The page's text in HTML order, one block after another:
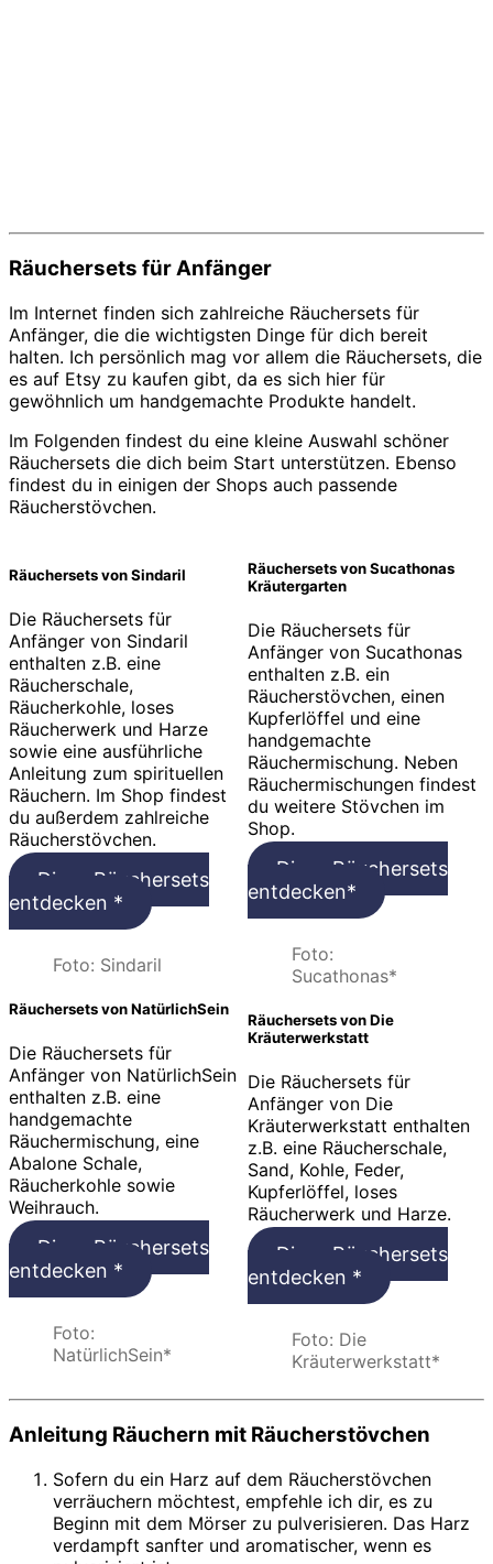
Räuchersets für Anfänger
Im Internet finden sich zahlreiche Räuchersets für
Anfänger, die die wichtigsten Dinge für dich bereit
halten. Ich persönlich mag vor allem die Räuchersets, die
es auf Etsy zu kaufen gibt, da es sich hier für
gewöhnlich um handgemachte Produkte handelt.
Im Folgenden findest du eine kleine Auswahl schöner
Räuchersets die dich beim Start unterstützen. Ebenso
findest du in einigen der Shops auch passende
Räucherstövchen.
Räuchersets von Sindaril
Die Räuchersets für
Anfänger von Sindaril
enthalten z.B. eine
Räucherschale,
Räucherkohle, loses
Räucherwerk und Harze
sowie eine ausführliche
Anleitung zum spirituellen
Räuchern. Im Shop findest
du außerdem zahlreiche
Räucherstövchen.
Diese Räuchersets
entdecken *
Foto: Sindaril
Räuchersets von NatürlichSein
Die Räuchersets für
Anfänger von NatürlichSein
enthalten z.B. eine
handgemachte
Räuchermischung, eine
Abalone Schale,
Räucherkohle sowie
Weihrauch.
Diese Räuchersets
entdecken *
Foto:
NatürlichSein*
Räuchersets von Sucathonas
Kräutergarten
Die Räuchersets für
Anfänger von Sucathonas
enthalten z.B. ein
Räucherstövchen, einen
Kupferlöffel und eine
handgemachte
Räuchermischung. Neben
Räuchermischungen findest
du weitere Stövchen im
Shop.
Diese Räuchersets
entdecken*
Foto:
Sucathonas*
Räuchersets von Die
Kräuterwerkstatt
Die Räuchersets für
Anfänger von Die
Kräuterwerkstatt enthalten
z.B. eine Räucherschale,
Sand, Kohle, Feder,
Kupferlöffel, loses
Räucherwerk und Harze.
Diese Räuchersets
entdecken *
Foto: Die
Kräuterwerkstatt*
Anleitung Räuchern mit Räucherstövchen
Sofern du ein Harz auf dem Räucherstövchen
verräuchern möchtest, empfehle ich dir, es zu
Beginn mit dem Mörser zu pulverisieren. Das Harz
verdampft sanfter und aromatischer, wenn es